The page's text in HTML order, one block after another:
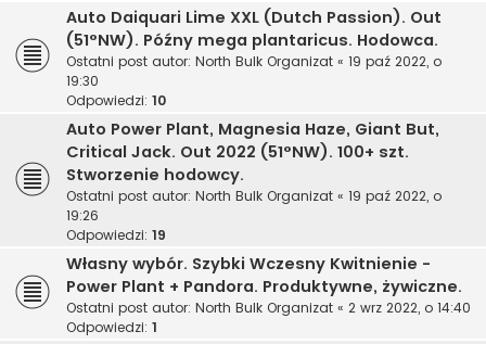
Auto Daiquari Lime XXL (Dutch Passion). Out
(51°NW). Późny mega plantaricus. Hodowca.
Ostatni post autor: North Bulk Organizat « 19 paź 2022, o
19:30
Odpowiedzi: 10
Auto Power Plant, Magnesia Haze, Giant But,
Critical Jack. Out 2022 (51°NW). 100+ szt.
Stworzenie hodowcy.
Ostatni post autor: North Bulk Organizat « 19 paź 2022, o
19:26
Odpowiedzi: 19
Własny wybór. Szybki Wczesny Kwitnienie -
Power Plant + Pandora. Produktywne, żywiczne.
Ostatni post autor: North Bulk Organizat « 2 wrz 2022, o 14:40
Odpowiedzi: 1